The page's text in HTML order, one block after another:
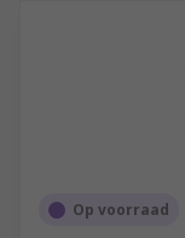
Op voorraad